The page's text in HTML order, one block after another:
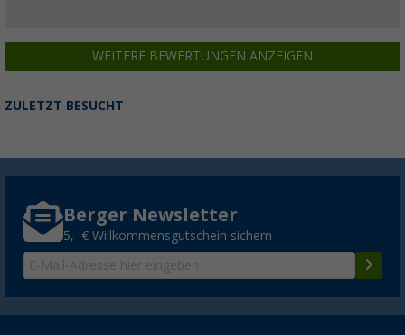
WEITERE BEWERTUNGEN ANZEIGEN
ZULETZT BESUCHT
Berger Newsletter
5,- € Willkommensgutschein sichern